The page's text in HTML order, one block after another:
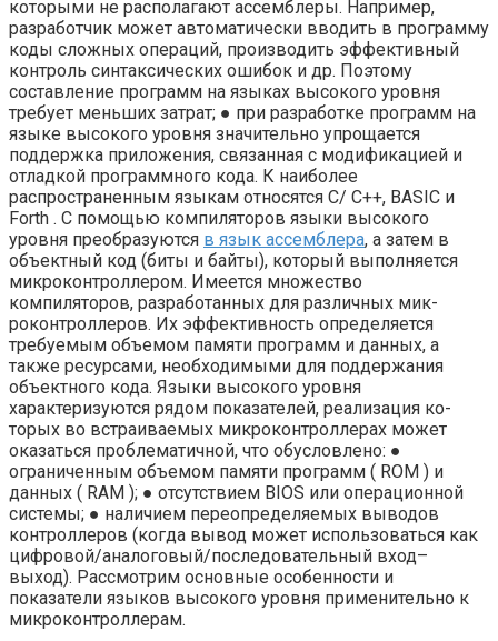
которыми не располагают ассемблеры. Например,
разработчик может авто­матически вводить в программу
коды сложных операций, производить эф­фективный
контроль синтаксических ошибок и др. Поэтому
составление про­грамм на языках высокого уровня
требует меньших затрат; ● при разработке программ на
языке высокого уровня значительно упрощается
поддержка приложения, связанная с модификацией и
отладкой программно­го кода. К наиболее
распространенным языкам относятся C/ C++, BASIC и
Forth . С помощью компиляторов языки высокого
уровня преобразуются в язык ассемб­лера, а затем в
объектный код (биты и байты), который выполняется
микроконтроллером. Имеется множество
компиляторов, разработанных для различных мик­
роконтроллеров. Их эффективность определяется
требуемым объемом памяти программ и данных, а
также ресурсами, необходимыми для поддержания
объект­ного кода. Языки высокого уровня
характеризуются рядом показателей, реализация ко­
торых во встраиваемых микроконтроллерах может
оказаться проблематичной, что обусловлено: ●
ограниченным объемом памяти программ ( ROM ) и
данных ( RAM ); ● отсутствием BIOS или операционной
системы; ● наличием переопределяемых выводов
контроллеров (когда вывод может ис­пользоваться как
цифровой/аналоговый/последовательный вход–
выход). Рассмотрим основные особенности и
показатели языков высокого уровня применительно к
микроконтроллерам.